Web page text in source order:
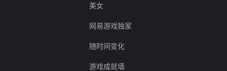
美女
网易游戏独家
随时间变化
游戏成就墙